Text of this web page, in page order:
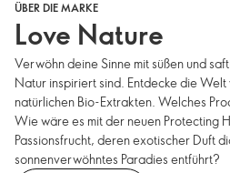
ÜBER DIE MARKE
Love Nature
Verwöhn deine Sinne mit süßen und
Natur inspiriert sind. Entdecke die
natürlichen Bio-Extrakten. Welches
Wie wäre es mit der neuen Protecting
Passionsfrucht, deren exotischer Duft
sonnenverwöhntes Paradies entführt?